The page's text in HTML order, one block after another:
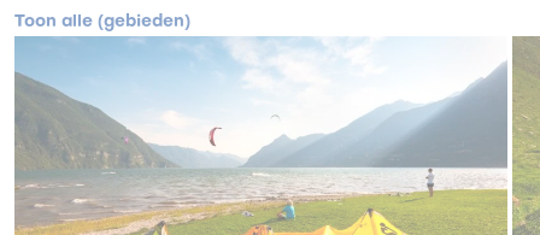
Toon alle (gebieden)